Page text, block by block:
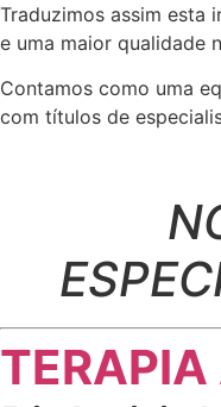
Traduzimos assim esta
e uma maior qualidade
Contamos como uma
com títulos de